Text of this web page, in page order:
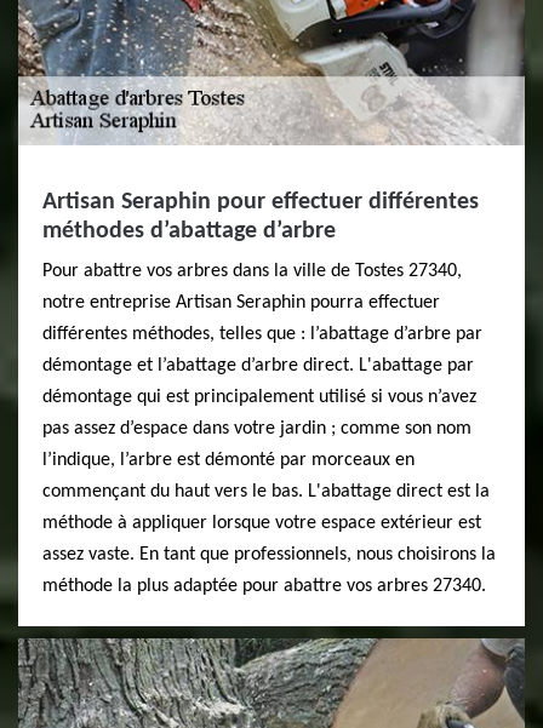
Artisan Seraphin pour effectuer différentes
méthodes d’abattage d’arbre
Pour abattre vos arbres dans la ville de Tostes 27340,
notre entreprise Artisan Seraphin pourra effectuer
différentes méthodes, telles que : l’abattage d’arbre par
démontage et l’abattage d’arbre direct. L'abattage par
démontage qui est principalement utilisé si vous n’avez
pas assez d’espace dans votre jardin ; comme son nom
l’indique, l’arbre est démonté par morceaux en
commençant du haut vers le bas. L'abattage direct est la
méthode à appliquer lorsque votre espace extérieur est
assez vaste. En tant que professionnels, nous choisirons la
méthode la plus adaptée pour abattre vos arbres 27340.